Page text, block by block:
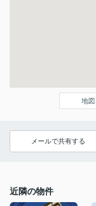
地
メールで共有する
近隣の物件